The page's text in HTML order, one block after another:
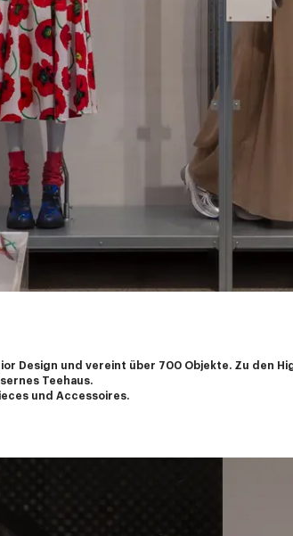
Design und vereint über 700 Objekte. Zu den
Teehaus.
und Accessoires.